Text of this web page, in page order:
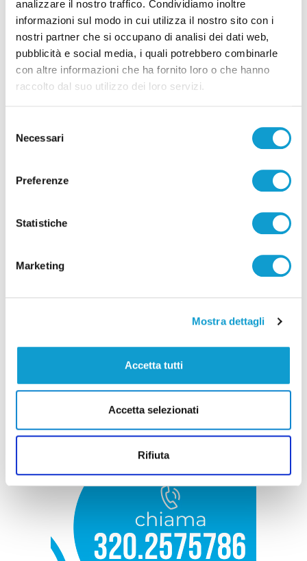
analizzare il nostro traffico. Condividiamo inoltre
informazioni sul modo in cui utilizza il nostro sito con i
nostri partner che si occupano di analisi dei dati web,
pubblicità e social media, i quali potrebbero combinarle
con altre informazioni che ha fornito loro o che hanno
raccolto dal suo utilizzo dei loro servizi.
delNecessari
Preferenze
Statistiche
Marketing
Mostra dettagli
Accetta tutti
Accetta selezionati
Rifiuta
Pubblicità